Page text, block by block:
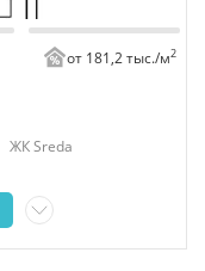
от 181,2 тыс./м2
ЖК Sreda